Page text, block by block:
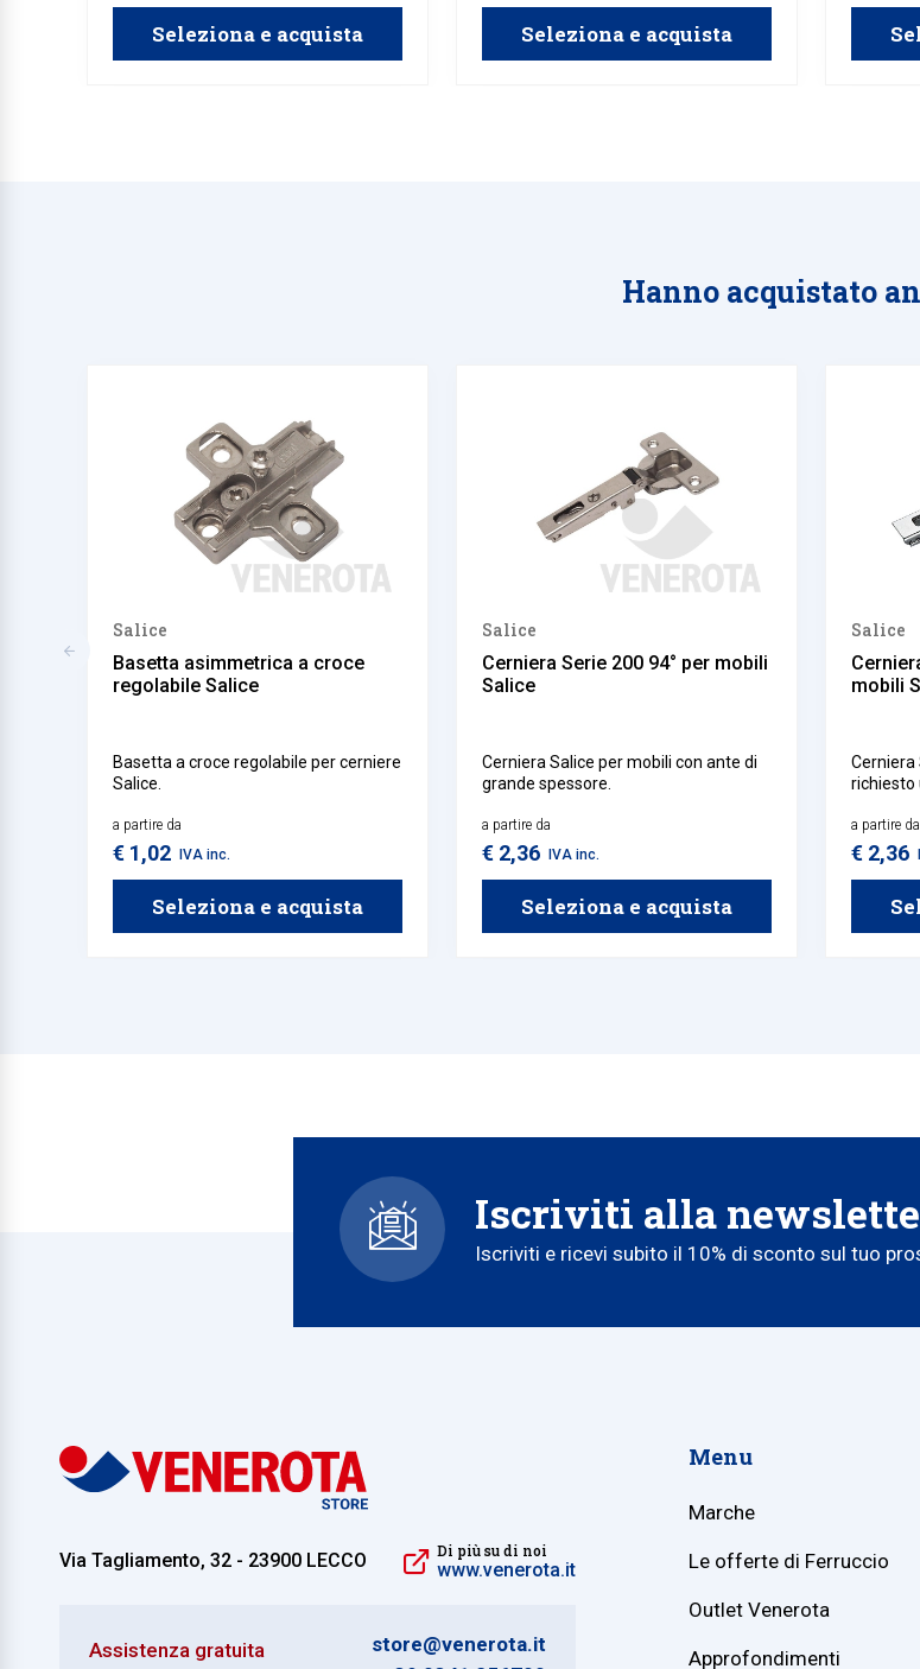
Seleziona e acquista Seleziona e acquista
Hanno acquistato
Salice
Basetta asimmetrica a croce
regolabile Salice
Basetta a croce regolabile per cerniere
Salice.
a partire da
€ 1,02 IVA inc.
Seleziona e acquista
Salice
Cerniera Serie 200 94° per mobili
Salice
Cerniera Salice per mobili con ante di
grande spessore.
a partire da
€ 2,36 IVA inc.
Seleziona e acquista
Salice
mobili
Cerniera
richiesto
a partire da
€ 2,36
Iscriviti alla
Iscriviti e ricevi subito il 10% di sconto sul tuo
Via Tagliamento, 32 - 23900 LECCO Di più su di noi
www.venerota.it
Assistenza gratuita
store@venerota.it
Menu
Marche
Le offerte di Ferruccio
Outlet Venerota
Approfondimenti